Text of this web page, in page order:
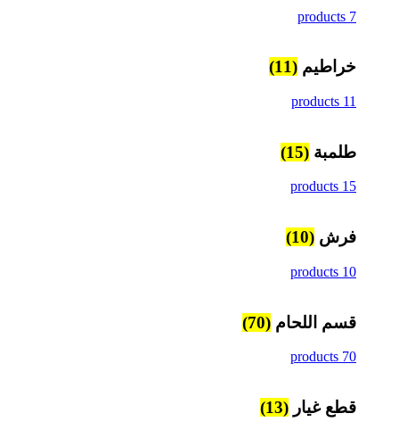
7 products
خراطيم (11)
11 products
طلمبة (15)
15 products
فرش (10)
10 products
قسم اللحام (70)
70 products
قطع غيار (13)